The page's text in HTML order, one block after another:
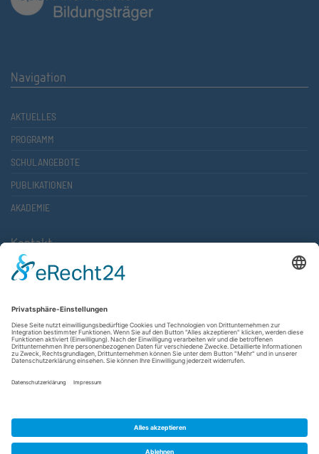
Navigation
AKTUELLES
PROGRAMM
SCHULANGEBOTE
PUBLIKATIONEN
AKADEMIE
Kontakt
Atlantische Akademie Rheinland-Pfalz e.V.
67657 Kaiserslautern
FON 0631 36610-0
FAX 0631 36610-15
©2026 Atlantische Akademie Rheinland-Pfalz e. V. |
Datenschutzerklärung|AGB